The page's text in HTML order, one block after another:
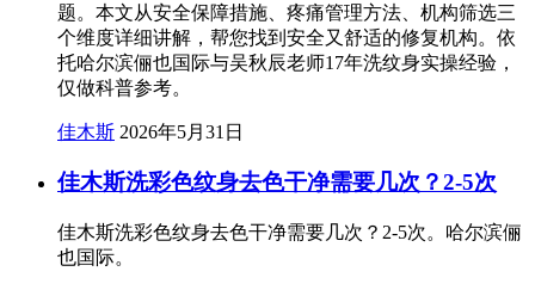
题。本文从安全保障措施、疼痛管理方法、机构筛选三
个维度详细讲解，帮您找到安全又舒适的修复机构。依
托哈尔滨俪也国际与吴秋辰老师17年洗纹身实操经验，
仅做科普参考。
佳木斯 2026年5月31日
佳木斯洗彩色纹身去色干净需要几次？2-5次
佳木斯洗彩色纹身去色干净需要几次？2-5次。哈尔滨俪
也国际。